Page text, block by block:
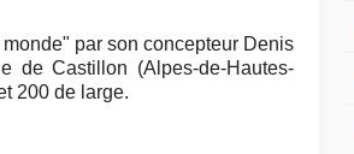
par son concepteur Denis
de Castillon (Alpes-de-Hautes-
200 de large.